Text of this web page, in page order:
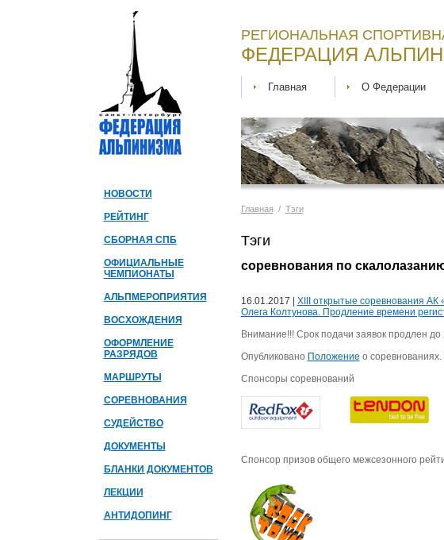
НОВОСТИ
РЕЙТИНГ
СБОРНАЯ СПБ
ОФИЦИАЛЬНЫЕ
ЧЕМПИОНАТЫ
АЛЬПМЕРОПРИЯТИЯ
ВОСХОЖДЕНИЯ
ОФОРМЛЕНИЕ
РАЗРЯДОВ
МАРШРУТЫ
СОРЕВНОВАНИЯ
СУДЕЙСТВО
ДОКУМЕНТЫ
БЛАНКИ ДОКУМЕНТОВ
ЛЕКЦИИ
АНТИДОПИНГ
РЕГИОНАЛЬНАЯ
ФЕДЕРАЦИЯ
Главная О Федерации
Главная / Тэги
Тэги
соревнования по
16.01.2017 | XIII открытые соревнования АК
Олега Колтунова. Продление времени
Внимание!!! Срок подачи заявок продлен
Опубликовано Положение о соревнованиях.
Спонсоры соревнований
Спонсор призов общего межсезонного